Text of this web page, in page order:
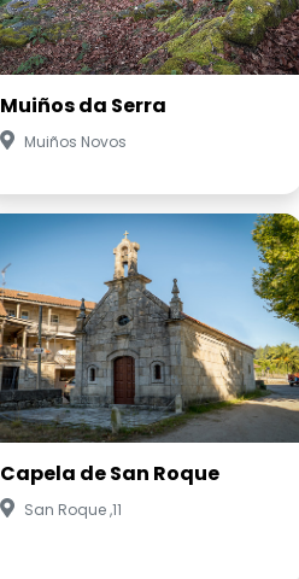
Muiños da Serra
Muiños Novos
Capela de San Roque
San Roque ,11